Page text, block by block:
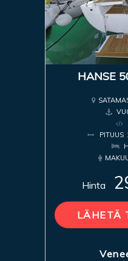
HANSE
PITUUS
Hinta
LÄHETÄ